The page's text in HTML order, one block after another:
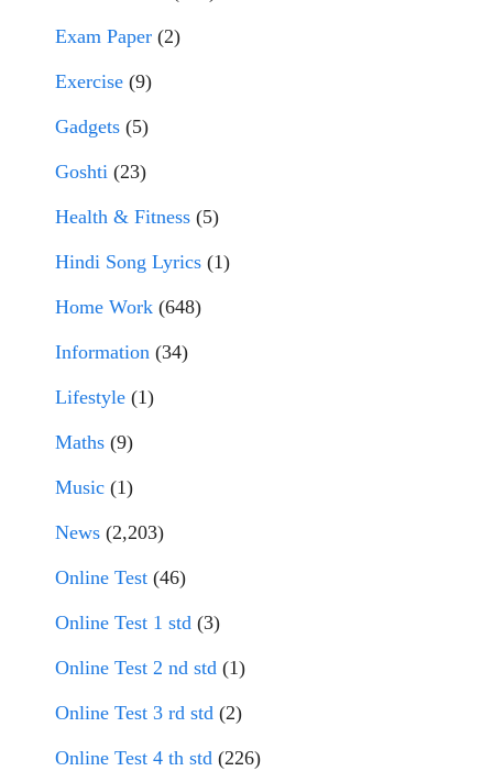
Exam Paper (2)
Exercise (9)
Gadgets (5)
Goshti (23)
Health & Fitness (5)
Hindi Song Lyrics (1)
Home Work (648)
Information (34)
Lifestyle (1)
Maths (9)
Music (1)
News (2,203)
Online Test (46)
Online Test 1 std (3)
Online Test 2 nd std (1)
Online Test 3 rd std (2)
Online Test 4 th std (226)